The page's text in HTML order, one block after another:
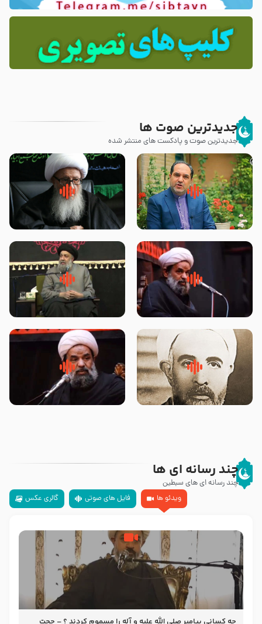
جدیدترین صوت ها
جدیدترین صوت و پادکست های منتشر شده
پیامبر صلی الله علیه وآله و سلم
فرمودند وای بر بچه های آخر
زوّار اربعین امام حسین (علیه
السلام) با این اشتیاق به زیارت
روضه جانسوز پاره های جگر امام
حسن مجتبی علیه السلام-حجت
لقب حضرت رقیه سلام الله علیها به
چه معناست – حجت الاسلام علوی
روضه‌ی مجلس یزید ملعون و
اسارت اهل‌بیت علیهم‌السلام –
سلام جوانی که امام حسین علیه
السلام خودش جوابش را دادند
چند رسانه ای ها
چند رسانه ای های سبطین
ویدئو ها
فایل های صوتی گالری عکس
چه کسانی پیامبر صلی الله علیه و آله را مسموم کردند ؟ – حجت